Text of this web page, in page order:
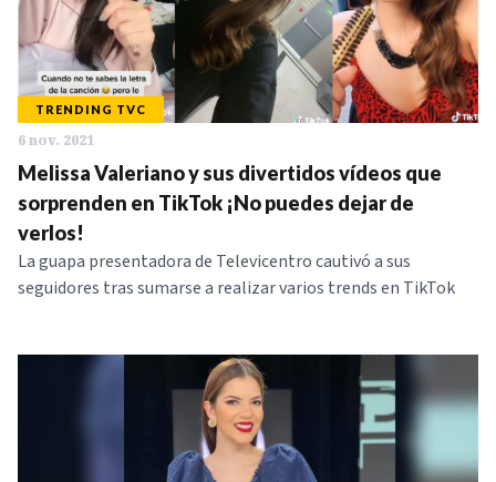
TRENDING TVC
6 nov. 2021
Melissa Valeriano y sus divertidos vídeos que
sorprenden en TikTok ¡No puedes dejar de
verlos!
La guapa presentadora de Televicentro cautivó a sus
seguidores tras sumarse a realizar varios trends en TikTok